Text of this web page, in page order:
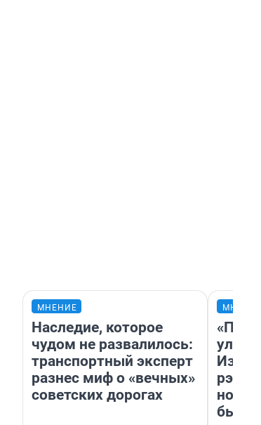
МНЕНИЕ
Наследие, которое
чудом не развалилось:
транспортный эксперт
разнес миф о «вечных»
советских дорогах
было